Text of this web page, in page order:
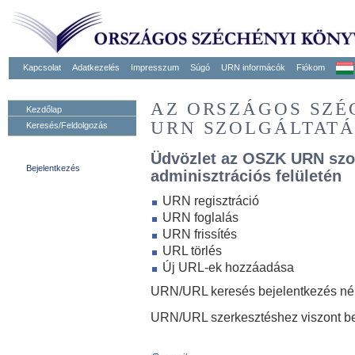
Kapcsolat Adatkezelés Impresszum Súgó URN informácók Fiókom
Kezdőlap
Keresés/Feldolgozás
Bejelentkezés
AZ ORSZÁGOS
URN
Üdvözlet az OSZK URN
adminisztrációs felületén
URN regisztráció
URN foglalás
URN frissítés
URL törlés
Új URL-ek hozzáadása
URN/URL keresés bejelentkezés
URN/URL szerkesztéshez viszont